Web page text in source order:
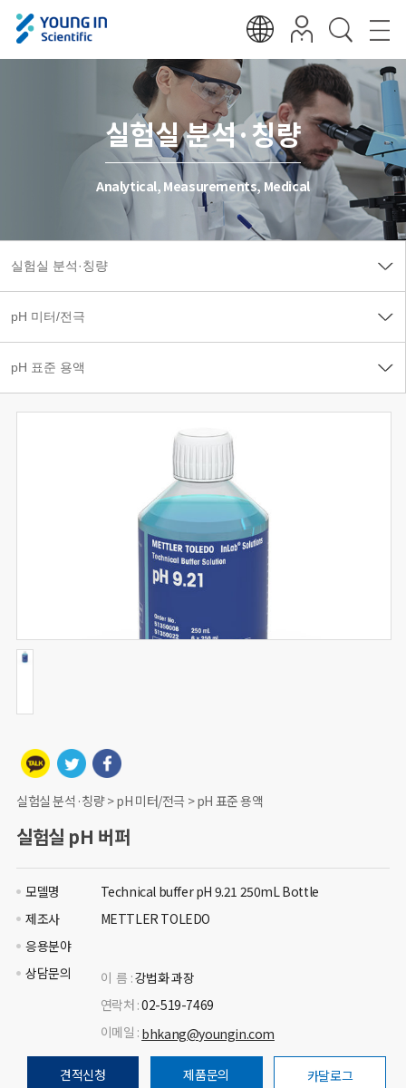
실험실 분석·칭량
Analytical, Measurements, Medical
실험실 분석·칭량 > pH 미터/전극 > pH 표준 용액
실험실 pH 버퍼
모델명
Technical buffer pH 9.21 250mL Bottle
제조사
METTLER TOLEDO
응용분야
상담문의
이 름 :강법화 과장
연락처 :02-519-7469
이메일 : bhkang@youngin.com
견적신청 제품문의 카달로그